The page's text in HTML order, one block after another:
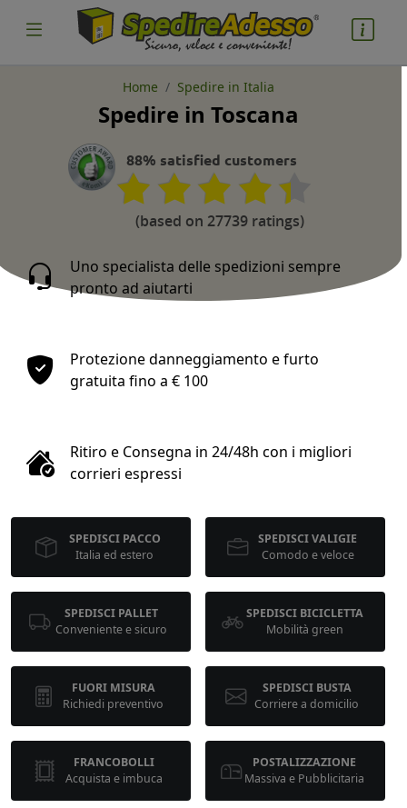
cosa spedire
Pacco
Nazione partenza
Nazione arrivo
COLLO 1
kg cm
cm cm
calcola
Home Spedire in Italia
Spedire in Toscana
88% satisfied customers
(based on 27739 ratings)
Uno specialista delle spedizioni sempre
pronto ad aiutarti
Protezione danneggiamento e furto
gratuita fino a € 100
Ritiro e Consegna in 24/48h con i migliori
corrieri espressi
SPEDISCI PACCO
Italia ed estero
SPEDISCI VALIGIE
Comodo e veloce
SPEDISCI PALLET
Conveniente e sicuro
SPEDISCI BICICLETTA
Mobilità green
FUORI MISURA
Richiedi preventivo
SPEDISCI BUSTA
Corriere a domicilio
FRANCOBOLLI
Acquista e imbuca
POSTALIZZAZIONE
Massiva e Pubblicitaria